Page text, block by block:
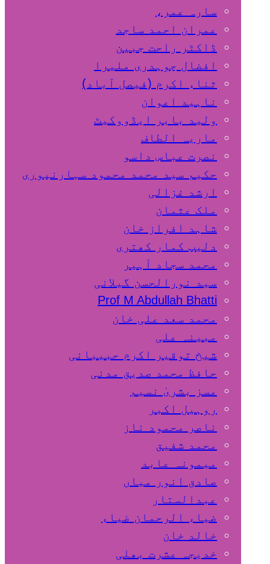
سارہ عمر،
عمران احمد ساجد
ڈاکٹر راحت جبین
افضال چوہدری ملیرا
ثناء اکرم (فیصل آباد)
ناہید اعوان
ولید بابر ایڈووکیٹ
ماریہ الطاف
نصرت عباس داسو
حکیم سید محمد محمود سہارنپوری
ارشد غزالی
ملک عثمان
شاہد افراز خان
دلیپ کمار کھتری
محمد سجاد آہیر
سید نورالحسن گیلانی
Prof M Abdullah Bhatti
محمد سعد علی خان
مبینہ علی
شیخ توقیر اکرم حبیبانی
حافظ محمد صدیق مدنی
مسز بشریٰ نسیم
روہیل اکبر
ناصر محمود ناز
محمد شفیق
میمونہ عابد
صادق انور میاں
عبدالستار
ضیاء الرحمان ضیاء
خالد خان
خدیجہ عشرت بھلی